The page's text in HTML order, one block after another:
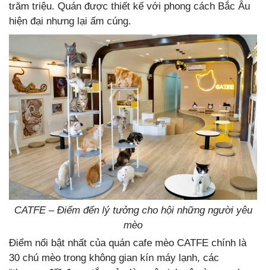
trăm triệu. Quán được thiết kế với phong cách Bắc Âu
hiện đại nhưng lại ấm cúng.
CATFE – Điểm đến lý tưởng cho hội những người yêu
mèo
Điểm nổi bật nhất của quán cafe mèo CATFE chính là
30 chú mèo trong không gian kín máy lạnh, các